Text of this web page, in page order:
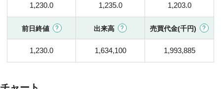
1,230.0 1,235.0 1,203.0
前日終値 出来高 売買代金(千円)
1,230.0 1,634,100 1,993,885